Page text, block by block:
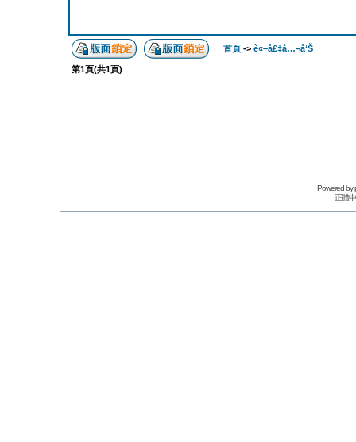
首頁 -> è«–å£‡å…¬å‘Š
第1頁(共1頁)
Powered by
正體